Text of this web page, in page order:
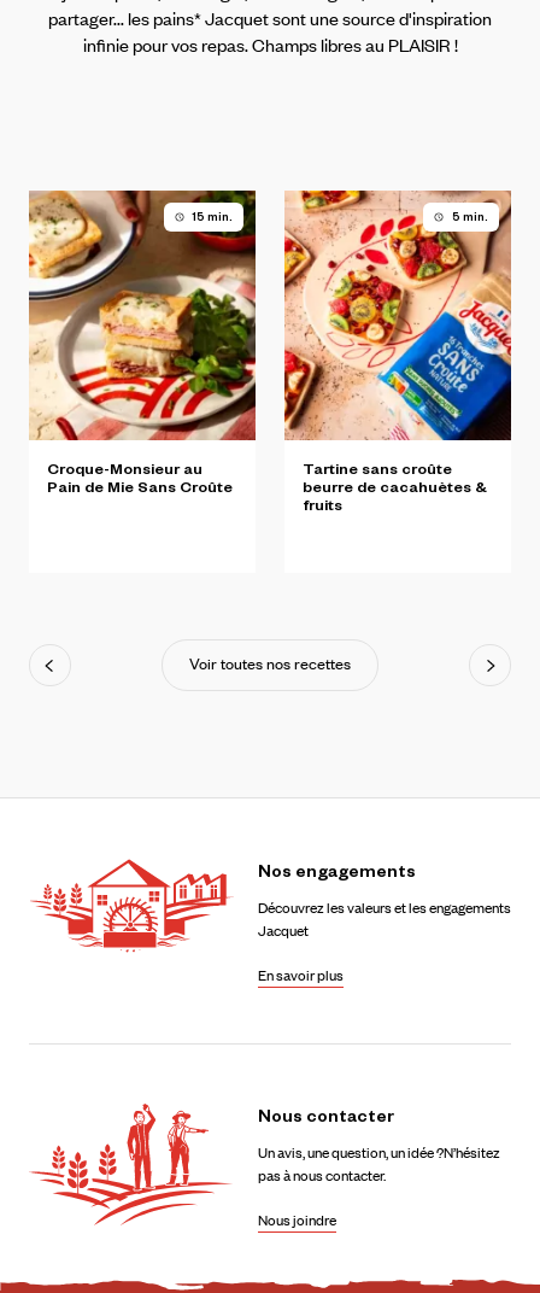
partager... les pains* Jacquet sont une source d'inspiration
infinie pour vos repas. Champs libres au PLAISIR !
15 min.
Croque-Monsieur au
Pain de Mie Sans Croûte
5 min.
Tartine sans croûte
beurre de cacahuètes &
fruits
Voir toutes nos recettes
Nos engagements
Découvrez les valeurs et les engagements
Jacquet
En savoir plus
Nous contacter
Un avis, une question, un idée ?N’hésitez
pas à nous contacter.
Nous joindre